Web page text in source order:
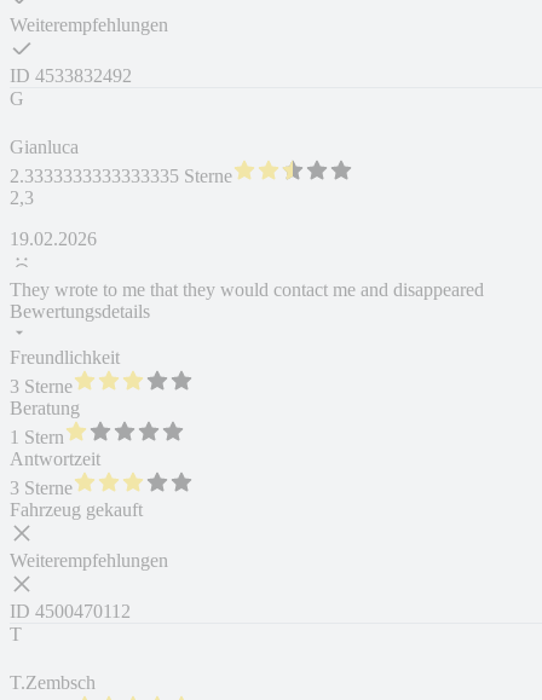
Weiterempfehlungen
ID 4533832492
G
Gianluca
2.3333333333333335 Sterne
2,3
19.02.2026
They wrote to me that they would contact me and disappeared
Bewertungsdetails
Freundlichkeit
3 Sterne
Beratung
1 Stern
Antwortzeit
3 Sterne
Fahrzeug gekauft
Weiterempfehlungen
ID 4500470112
T
T.Zembsch